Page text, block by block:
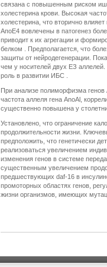
связана с повышенным риском
холестерина крови. Высокая
холестерина, что вторично
АпоЕ4 вовлечены в патогенез
приводит к их агрегации и
белком . Предполагается, что
защиты от нейродегенерации.
чем у носителей двух ЕЗ
роль в развитии ИБС .
При анализе полиморфизма генов
частота аллеля гена AnoAl,
существенно повышена у
Установлено, что ограничение
продолжительности жизни.
предположить, что генетически
реализоваться увеличением
изменения генов в системе
существенным увеличением
предшествующих daf-16 в
промоторных областях генов,
жизни организмов, имеющих